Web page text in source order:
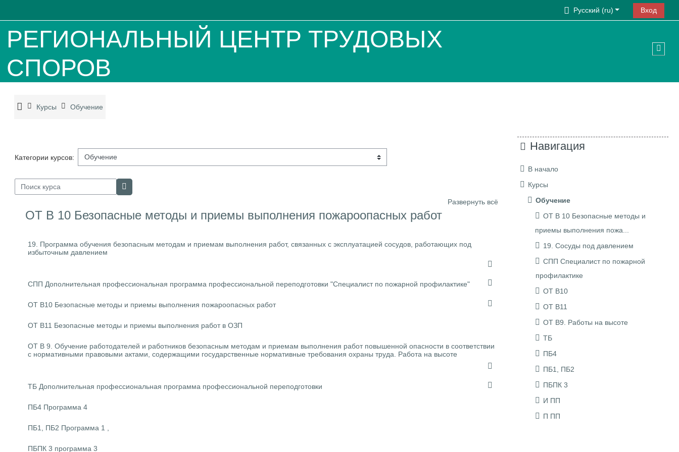
Русский ‎(ru)‎
Вход
РЕГИОНАЛЬНЫЙ ЦЕНТР ТРУДОВЫХ
СПОРОВ
Курсы Обучение
Категории курсов:
Поиск курса
Поиск курса
Развернуть всё
ОТ В 10 Безопасные методы и приемы выполнения пожароопасных работ
19. Программа обучения безопасным методам и приемам выполнения работ, связанных с эксплуатацией сосудов, работающих под
избыточным давлением
СПП Дополнительная профессиональная программа профессиональной переподготовки "Специалист по пожарной профилактике"
ОТ В10 Безопасные методы и приемы выполнения пожароопасных работ
ОТ В11 Безопасные методы и приемы выполнения работ в ОЗП
ОТ В 9. Обучение работодателей и работников безопасным методам и приемам выполнения работ повышенной опасности в соответствии
с нормативными правовыми актами, содержащими государственные нормативные требования охраны труда. Работа на высоте
ТБ Дополнительная профессиональная программа профессиональной переподготовки
ПБ4 Программа 4
ПБ1, ПБ2 Программа 1 ,
ПБПК 3 программа 3
Навигация
В начало
Курсы
Обучение
ОТ В 10 Безопасные методы и
приемы выполнения пожа...
19. Сосуды под давлением
СПП Специалист по пожарной
профилактике
ОТ В10
ОТ В11
ОТ В9. Работы на высоте
ТБ
ПБ4
ПБ1, ПБ2
ПБПК 3
И ПП
П ПП